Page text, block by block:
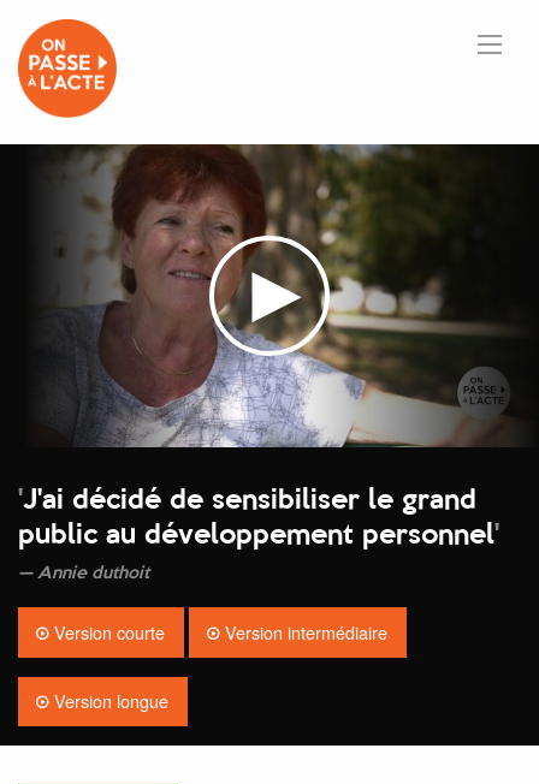
'J'ai décidé de sensibiliser le grand
public au développement personnel'
Annie duthoit
Version courte Version intermédiaire
Version longue